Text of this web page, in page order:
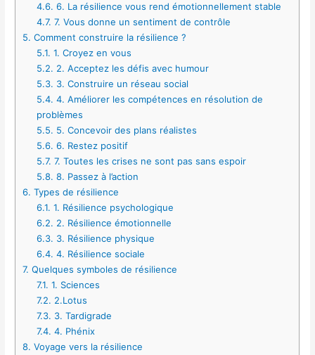
4.6. 6. La résilience vous rend émotionnellement stable
4.7. 7. Vous donne un sentiment de contrôle
5. Comment construire la résilience ?
5.1. 1. Croyez en vous
5.2. 2. Acceptez les défis avec humour
5.3. 3. Construire un réseau social
5.4. 4. Améliorer les compétences en résolution de
problèmes
5.5. 5. Concevoir des plans réalistes
5.6. 6. Restez positif
5.7. 7. Toutes les crises ne sont pas sans espoir
5.8. 8. Passez à l’action
6. Types de résilience
6.1. 1. Résilience psychologique
6.2. 2. Résilience émotionnelle
6.3. 3. Résilience physique
6.4. 4. Résilience sociale
7. Quelques symboles de résilience
7.1. 1. Sciences
7.2. 2.Lotus
7.3. 3. Tardigrade
7.4. 4. Phénix
8. Voyage vers la résilience